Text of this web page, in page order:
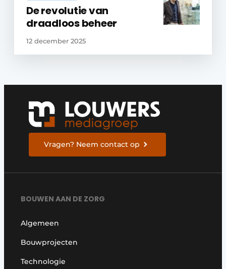
De revolutie van
draadloos beheer
12 december 2025
Vragen? Neem contact op
BOUWEN AAN DE ZORG
Algemeen
Bouwprojecten
Technologie